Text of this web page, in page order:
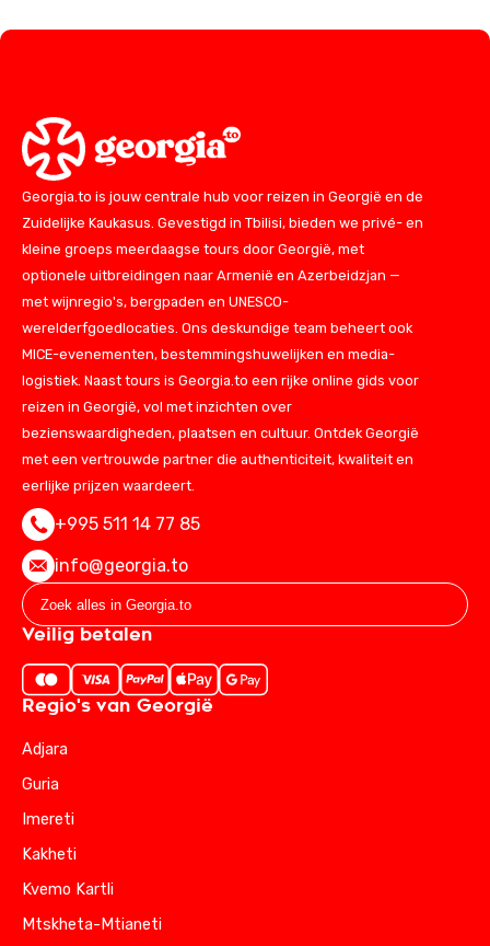
Georgia.to is jouw centrale hub voor reizen in Georgië en de
Zuidelijke Kaukasus. Gevestigd in Tbilisi, bieden we privé- en
kleine groeps meerdaagse tours door Georgië, met
optionele uitbreidingen naar Armenië en Azerbeidzjan —
met wijnregio's, bergpaden en UNESCO-
werelderfgoedlocaties. Ons deskundige team beheert ook
MICE-evenementen, bestemmingshuwelijken en media-
logistiek. Naast tours is Georgia.to een rijke online gids voor
reizen in Georgië, vol met inzichten over
bezienswaardigheden, plaatsen en cultuur. Ontdek Georgië
met een vertrouwde partner die authenticiteit, kwaliteit en
eerlijke prijzen waardeert.
+995 511 14 77 85
info@georgia.to
Veilig betalen
Regio's van Georgië
Adjara
Guria
Imereti
Kakheti
Kvemo Kartli
Mtskheta-Mtianeti